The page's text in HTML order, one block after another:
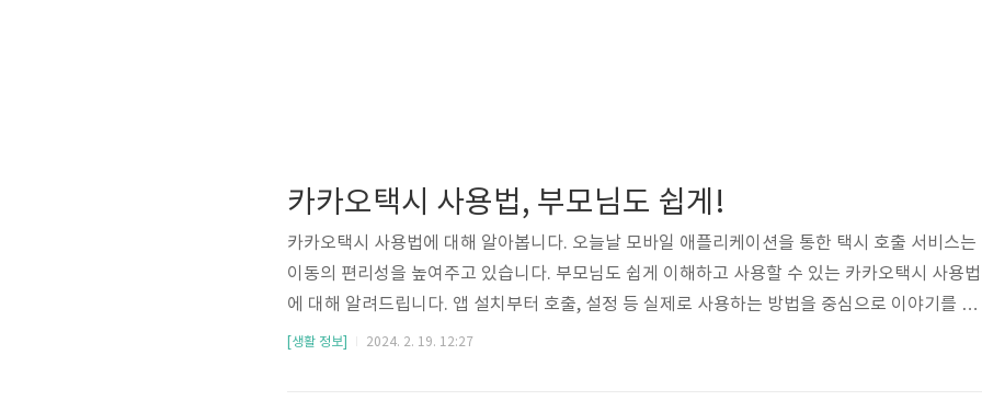
카카오택시 사용법, 부모님도 쉽게!
카카오택시 사용법에 대해 알아봅니다. 오늘날 모바일 애플리케이션을 통한 택시 호출 서비스는
이동의 편리성을 높여주고 있습니다. 부모님도 쉽게 이해하고 사용할 수 있는 카카오택시 사용법
에 대해 알려드립니다. 앱 설치부터 호출, 설정 등 실제로 사용하는 방법을 중심으로 이야기를 풀
어나갈 예정입니다. 카카오택시를 이용하기 위해, 먼저 앱을 설치해 주세요! [구글플레이] 카카
[생활 정보] 2024. 2. 19. 12:27